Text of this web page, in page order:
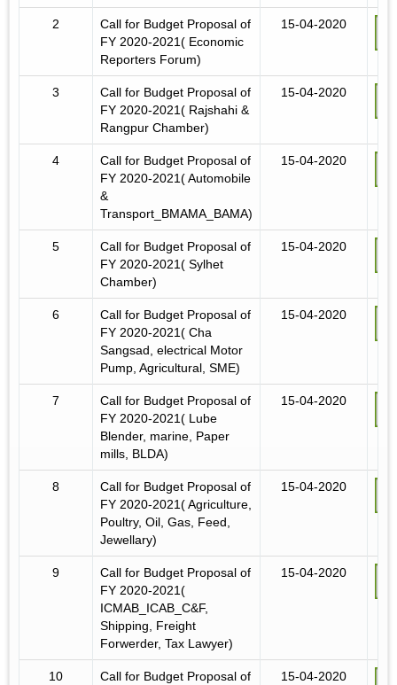
2
Call for Budget Proposal of
FY 2020-2021( Economic
Reporters Forum)
15-04-2020
3
Call for Budget Proposal of
FY 2020-2021( Rajshahi &
Rangpur Chamber)
15-04-2020
4
Call for Budget Proposal of
FY 2020-2021( Automobile
&
Transport_BMAMA_BAMA)
15-04-2020
5
Call for Budget Proposal of
FY 2020-2021( Sylhet
Chamber)
15-04-2020
6
Call for Budget Proposal of
FY 2020-2021( Cha
Sangsad, electrical Motor
Pump, Agricultural, SME)
15-04-2020
7
Call for Budget Proposal of
FY 2020-2021( Lube
Blender, marine, Paper
mills, BLDA)
15-04-2020
8
Call for Budget Proposal of
FY 2020-2021( Agriculture,
Poultry, Oil, Gas, Feed,
Jewellary)
15-04-2020
9
Call for Budget Proposal of
FY 2020-2021(
ICMAB_ICAB_C&F,
Shipping, Freight
Forwerder, Tax Lawyer)
15-04-2020
10
Call for Budget Proposal of
15-04-2020